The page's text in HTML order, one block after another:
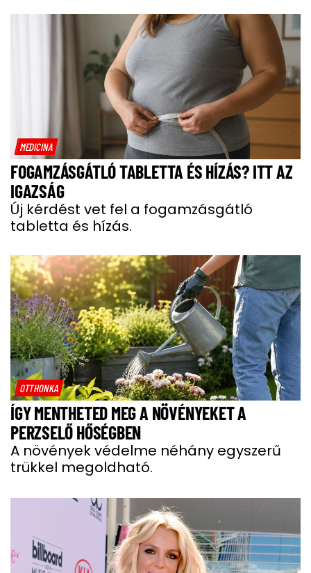
MEDICINA
FOGAMZÁSGÁTLÓ TABLETTA ÉS HÍZÁS? ITT AZ
IGAZSÁG
Új kérdést vet fel a fogamzásgátló
tabletta és hízás.
OTTHONKA
ÍGY MENTHETED MEG A NÖVÉNYEKET A
PERZSELŐ HŐSÉGBEN
A növények védelme néhány egyszerű
trükkel megoldható.